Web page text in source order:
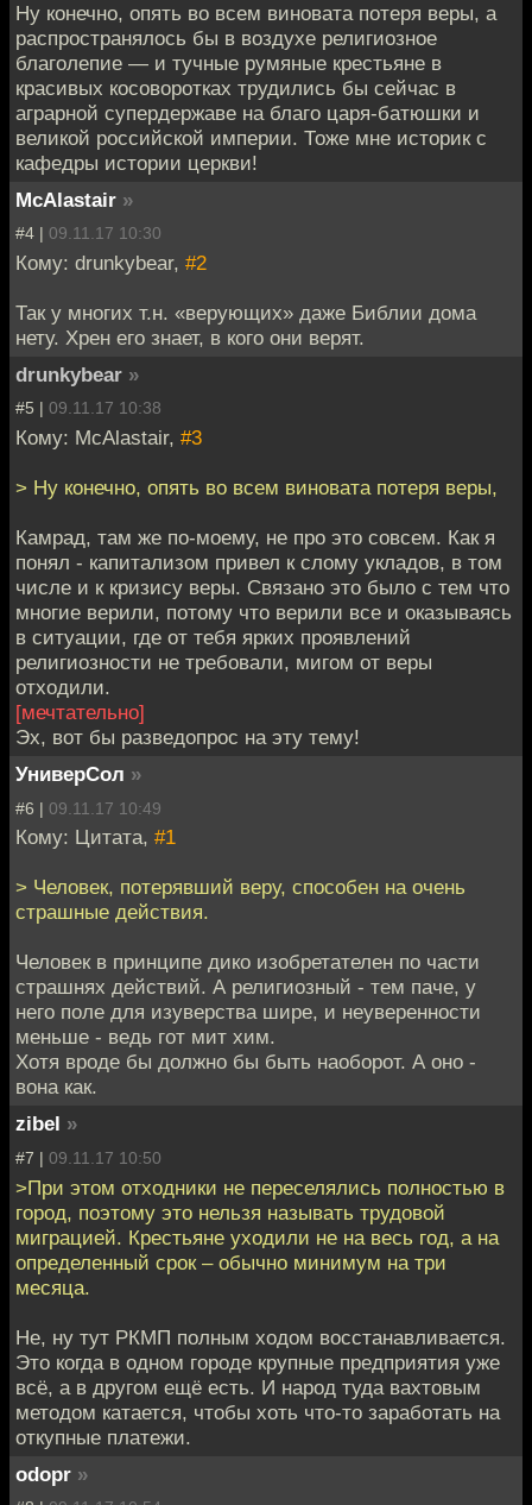
Ну конечно, опять во всем виновата потеря веры, а
распространялось бы в воздухе религиозное
благолепие — и тучные румяные крестьяне в
красивых косоворотках трудились бы сейчас в
аграрной супердержаве на благо царя-батюшки и
великой российской империи. Тоже мне историк с
кафедры истории церкви!
McAlastair »
#4 | 09.11.17 10:30
Кому: drunkybear, #2
Так у многих т.н. «верующих» даже Библии дома
нету. Хрен его знает, в кого они верят.
drunkybear »
#5 | 09.11.17 10:38
Кому: McAlastair, #3
> Ну конечно, опять во всем виновата потеря веры,
Камрад, там же по-моему, не про это совсем. Как я
понял - капитализом привел к слому укладов, в том
числе и к кризису веры. Связано это было с тем что
многие верили, потому что верили все и оказываясь
в ситуации, где от тебя ярких проявлений
религиозности не требовали, мигом от веры
отходили.
[мечтательно]
Эх, вот бы разведопрос на эту тему!
УниверСол »
#6 | 09.11.17 10:49
Кому: Цитата, #1
> Человек, потерявший веру, способен на очень
страшные действия.
Человек в принципе дико изобретателен по части
страшнях действий. А религиозный - тем паче, у
него поле для изуверства шире, и неуверенности
меньше - ведь гот мит хим.
Хотя вроде бы должно бы быть наоборот. А оно -
вона как.
zibel »
#7 | 09.11.17 10:50
>При этом отходники не переселялись полностью в
город, поэтому это нельзя называть трудовой
миграцией. Крестьяне уходили не на весь год, а на
определенный срок – обычно минимум на три
месяца.
Не, ну тут РКМП полным ходом восстанавливается.
Это когда в одном городе крупные предприятия уже
всё, а в другом ещё есть. И народ туда вахтовым
методом катается, чтобы хоть что-то заработать на
откупные платежи.
odopr »